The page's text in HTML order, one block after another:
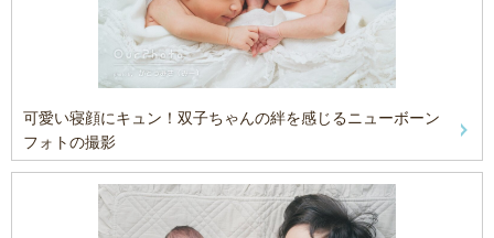
可愛い寝顔にキュン！双子ちゃんの絆を感じるニューボーン
フォトの撮影